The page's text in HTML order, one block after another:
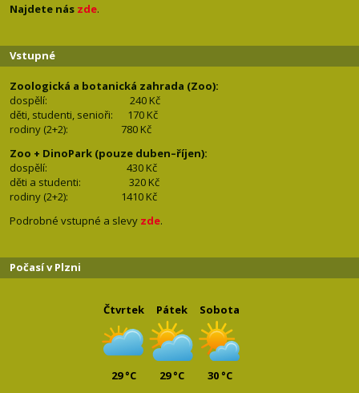
Najdete nás zde.
Vstupné
Zoologická a botanická zahrada (Zoo):
dospělí:
240 Kč
děti, studenti, senioři: 170 Kč
rodiny (2+2): 780 Kč
Zoo + DinoPark (pouze duben–říjen):
dospělí: 430 Kč
děti a studenti: 320 Kč
rodiny (2+2): 1410 Kč
Podrobné vstupné a slevy zde.
Počasí v Plzni
Čtvrtek
29 °C
Pátek
29 °C
Sobota
30 °C